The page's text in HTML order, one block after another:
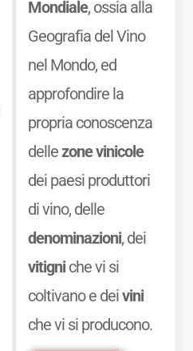
Mondiale, ossia alla
Geografia del Vino
nel Mondo, ed
approfondire la
propria conoscenza
dellezone vinicole
dei paesi produttori
di vino, delle
denominazioni, dei
vitigniche vi si
coltivano e deivini
che vi si producono.